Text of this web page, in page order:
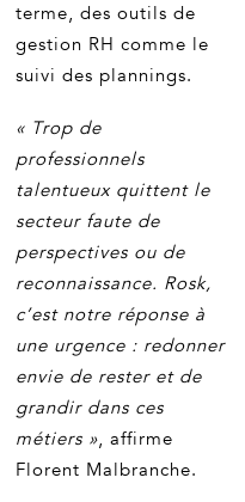
terme, des outils de
gestion RH comme le
suivi des plannings.
« Trop de
professionnels
talentueux quittent le
secteur faute de
perspectives ou de
reconnaissance. Rosk,
c’est notre réponse à
une urgence : redonner
envie de rester et de
grandir dans ces
métiers », affirme
Florent Malbranche.